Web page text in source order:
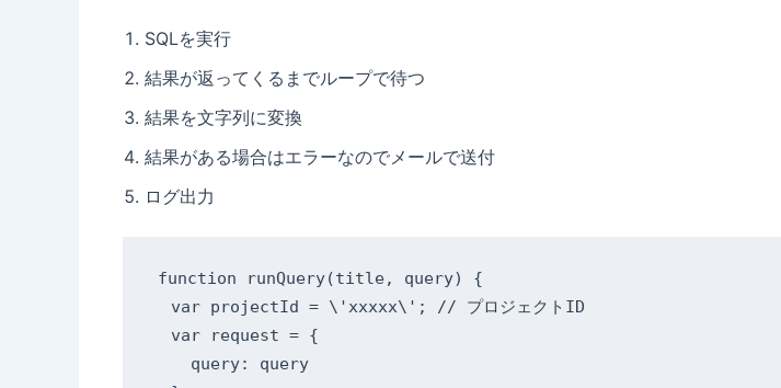
SQLを実行
結果が返ってくるまでループで待つ
結果を文字列に変換
結果がある場合はエラーなのでメールで送付
ログ出力
function runQuery(title, query) {
  var projectId = \'xxxxx\'; // プロジェクトID
  var request = {
    query: query